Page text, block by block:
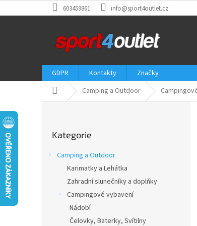
na
603459861 info@sport4outlet.cz
GDPR Kontakty
Značky
Domů Camping a Outdoor
kategorie
Kategorie
Camping a Outdoor
Karimatky a Lehátka
Zahradní slunečníky a doplňky
Campingové vybavení
Nádobí
Čelovky, Baterky, Svítilny